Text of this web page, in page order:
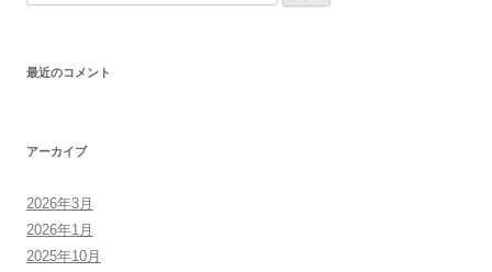
ョ
最近のコメント
アーカイブ
2026年3月
2026年1月
2025年10月